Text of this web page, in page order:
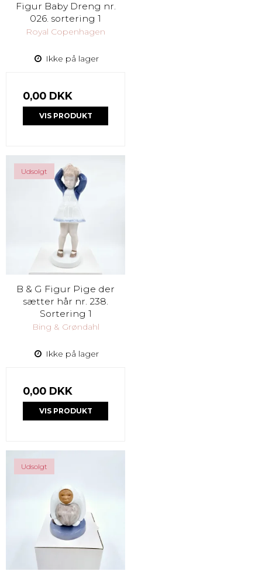
Figur Baby Dreng nr.
026. sortering 1
Royal Copenhagen
Ikke på lager
0,00 DKK
VIS PRODUKT
Udsolgt
B & G Figur Pige der
sætter hår nr. 238.
Sortering 1
Bing & Grøndahl
Ikke på lager
0,00 DKK
VIS PRODUKT
Udsolgt